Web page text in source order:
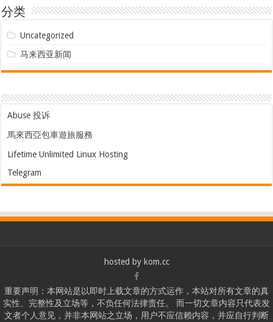
分类
Uncategorized
马来西亚新闻
Abuse 投诉
馬來西亞包車遊旅服務
Lifetime Unlimited Linux Hosting
Telegram
hosted by kom.cc
重要声明：本网站是以即时上载文章的方式运作，本站对所有文章的真
实性、完整性及立场等，不负任何法律责任。 而一切文章内容只代表发
文者个人意见，并非本网站之立场，用户不应信赖内容，并应自行判断